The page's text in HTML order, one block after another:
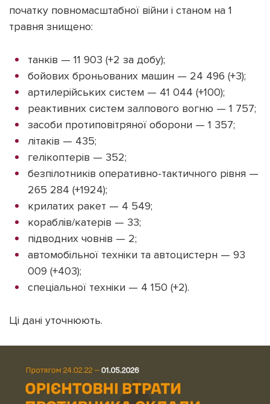
початку повномасштабної війни і станом на 1
травня знищено:
танків — 11 903 (+2 за добу);
бойових броньованих машин — 24 496 (+3);
артилерійських систем — 41 044 (+100);
реактивних систем залпового вогню — 1 757;
засоби протиповітряної оборони — 1 357;
літаків — 435;
гелікоптерів — 352;
безпілотників оперативно-тактичного рівня —
265 284 (+1924);
крилатих ракет — 4 549;
кораблів/катерів — 33;
підводних човнів — 2;
автомобільної техніки та автоцистерн — 93
009 (+403);
спеціальної техніки — 4 150 (+2).
Ці дані уточнюють.